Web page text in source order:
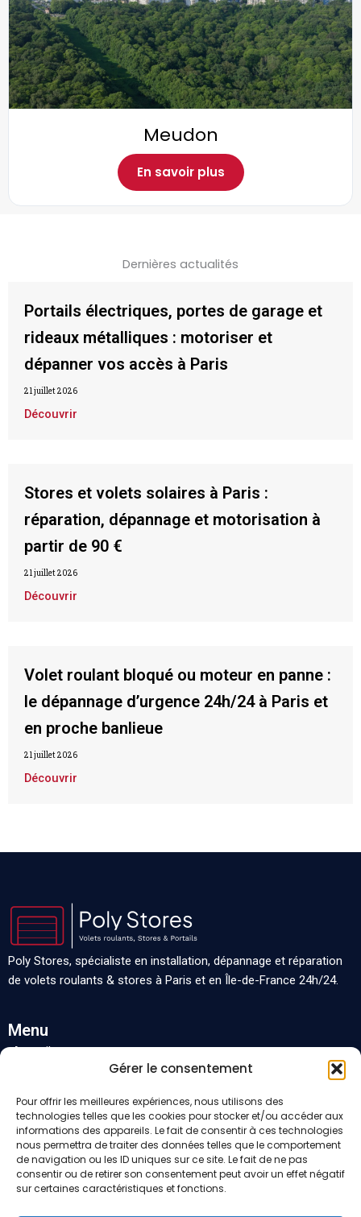
Gérer le consentement
Pour offrir les meilleures expériences, nous utilisons des
technologies telles que les cookies pour stocker et/ou accéder aux
informations des appareils. Le fait de consentir à ces technologies
nous permettra de traiter des données telles que le comportement
de navigation ou les ID uniques sur ce site. Le fait de ne pas
consentir ou de retirer son consentement peut avoir un effet négatif
sur certaines caractéristiques et fonctions.
Meudon
En savoir plus
Dernières actualités
Portails électriques, portes de garage et
rideaux métalliques : motoriser et
dépanner vos accès à Paris
21 juillet 2026
Découvrir
Stores et volets solaires à Paris :
réparation, dépannage et motorisation à
partir de 90 €
21 juillet 2026
Découvrir
Volet roulant bloqué ou moteur en panne :
le dépannage d’urgence 24h/24 à Paris et
en proche banlieue
21 juillet 2026
Découvrir
Poly Stores, spécialiste en installation, dépannage et réparation
de volets roulants & stores à Paris et en Île-de-France 24h/24.
Menu
Accueil
Contact
Demande de devis
Entreprise